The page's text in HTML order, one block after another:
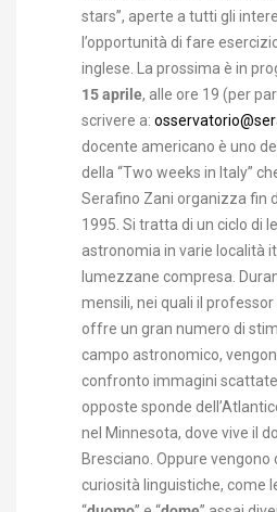
stars”, aperte a tutti gli
l’opportunità di fare
inglese. La prossima è in
15 aprile, alle ore 19 (per
scrivere a:
docente americano è uno
della “Two weeks in Italy”
Serafino Zani organizza fin
1995. Si tratta di un ciclo di
astronomia in varie località
lumezzane compresa.
mensili, nei quali il professor
offre un gran numero di
campo astronomico,
confronto immagini
opposte sponde
nel Minnesota, dove vive il
Bresciano. Oppure vengono
curiosità linguistiche, come